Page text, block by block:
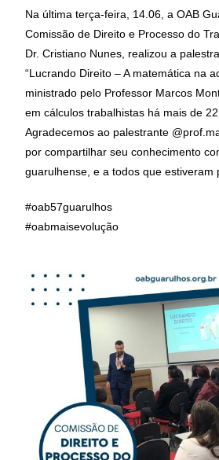
Na última terça-feira, 14.06, a OAB
Comissão de Direito e Processo do
Dr. Cristiano Nunes, realizou a
“Lucrando Direito – A matemática na
ministrado pelo Professor Marcos
em cálculos trabalhistas há mais de 22
Agradecemos ao palestrante
por compartilhar seu conhecimento
guarulhense, e a todos que estiveram
#oab57guarulhos
#oabmaisevolução